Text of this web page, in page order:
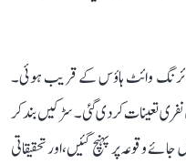
فائرنگ وائٹ ہاؤس کے قریب ہوئی۔
تعینات کردی گئی۔ سڑکیں بند کر
وقوعہ پر پہنچ گئیں، اور تحقیقاتی